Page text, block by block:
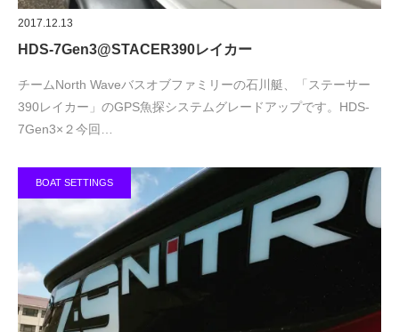
2017.12.13
HDS-7Gen3@STACER390レイカー
チームNorth Waveバスオブファミリーの石川艇、「ステーサー
390レイカー」のGPS魚探システムグレードアップです。HDS-
7Gen3×２今回…
BOAT SETTINGS